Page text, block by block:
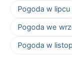
Pogoda w lipcu
Pogoda we
Pogoda w